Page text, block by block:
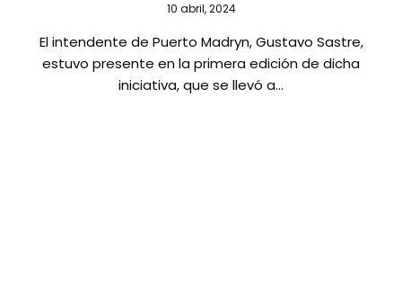
10 abril, 2024
El intendente de Puerto Madryn, Gustavo Sastre,
estuvo presente en la primera edición de dicha
iniciativa, que se llevó a…